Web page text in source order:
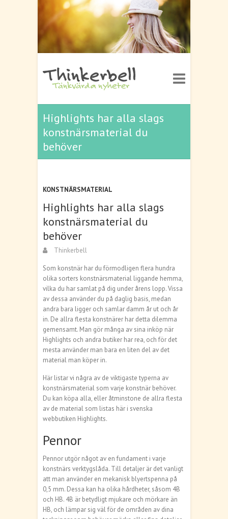
Highlights har alla slags
konstnärsmaterial du
behöver
KONSTNÄRSMATERIAL
Highlights har alla slags
konstnärsmaterial du
behöver
Thinkerbell
Som konstnär har du förmodligen flera hundra
olika sorters konstnärsmaterial liggande hemma,
vilka du har samlat på dig under årens lopp. Vissa
av dessa använder du på daglig basis, medan
andra bara ligger och samlar damm år ut och år
in. De allra flesta konstnärer har detta dilemma
gemensamt. Man gör många av sina inköp när
Highlights och andra butiker har rea, och för det
mesta använder man bara en liten del av det
material man köper in.
Här listar vi några av de viktigaste typerna av
konstnärsmaterial som varje konstnär behöver.
Du kan köpa alla, eller åtminstone de allra flesta
av de material som listas här i svenska
webbutiken Highlights.
Pennor
Pennor utgör något av en fundament i varje
konstnärs verktygslåda. Till detaljer är det vanligt
att man använder en mekanisk blyertspenna på
0,5 mm. Dessa kan ha olika hårdheter, såsom 4B
och HB. 4B är betydligt mjukare och mörkare än
HB, och lämpar sig väl för de områden av dina